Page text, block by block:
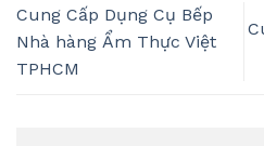
Cung Cấp Dụng Cụ Bếp
Nhà hàng Ẩm Thực Việt
TPHCM